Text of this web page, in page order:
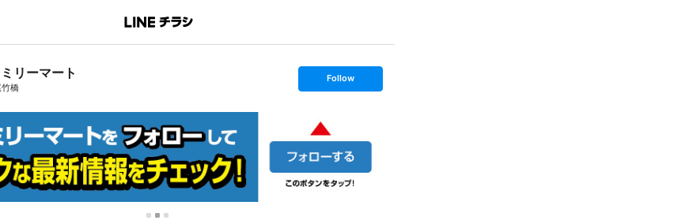
リーマート
橋
s
t
l
o
Follow